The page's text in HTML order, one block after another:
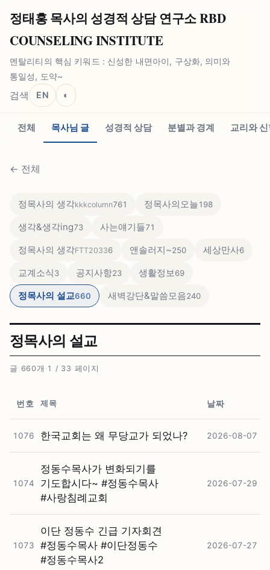
정태홍 목사의 성경적 상담 연구소 RBD
COUNSELING INSTITUTE
멘탈리티의 핵심 키워드 : 신성한 내면아이, 구상화, 의미와
통일성, 도약~
검색 EN ◐
전체 목사님 글 성경적 상담 분별과 경계 교리와
← 전체
정목사의 생각kkkcolumn761 정목사의오늘198
생각&생각ing73 사는얘기들71
정목사의 생각FTT20336 앤솔러지~250 세상만사6
교계소식3 공지사항23 생활정보69
정목사의 설교660 새벽강단&말씀모음240
정목사의 설교
글 660개 · 1 / 33 페이지
번호 제목 날짜
1076 한국교회는 왜 무당교가 되었나? 2026-08-07
1074
정동수목사가 변화되기를
기도합시다~ #⁠정동수목사
#⁠사랑침례교회
2026-07-29
1073
이단 정동수 긴급 기자회견
#⁠정동수목사 #⁠이단정동수
#⁠정동수목사2
2026-07-27